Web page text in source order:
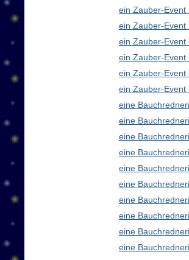
ein Zauber-Event
ein Zauber-Event
ein Zauber-Event
ein Zauber-Event
ein Zauber-Event
ein Zauber-Event
eine
eine
eine
eine
eine
eine
eine
eine
eine
eine